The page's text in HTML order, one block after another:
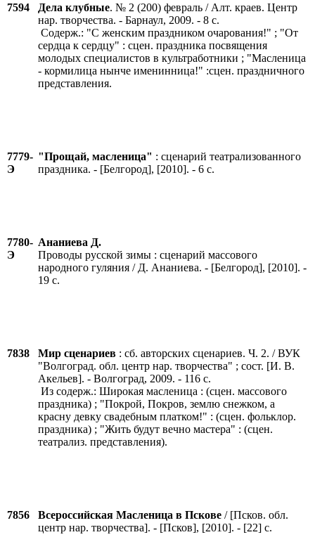
7594 Дела клубные. № 2 (200) февраль / Алт. краев. Центр
нар. творчества. - Барнаул, 2009. - 8 с.
Содерж.: "С женским праздником очарования!" ; "От
сердца к сердцу" : сцен. праздника посвящения
молодых специалистов в культработники ; "Масленица
- кормилица нынче именинница!" :сцен. праздничного
представления.
7779-
Э
"Прощай, масленица" : сценарий театрализованного
праздника. - [Белгород], [2010]. - 6 с.
7780-
Э
Ананиева Д.
Проводы русской зимы : сценарий массового
народного гуляния / Д. Ананиева. - [Белгород], [2010]. -
19 с.
7838 Мир сценариев : сб. авторских сценариев. Ч. 2. / ВУК
"Волгоград. обл. центр нар. творчества" ; сост. [И. В.
Акельев]. - Волгоград, 2009. - 116 с.
Из содерж.: Широкая масленица : (сцен. массового
праздника) ; "Покрой, Покров, землю снежком, а
красну девку свадебным платком!" : (сцен. фольклор.
праздника) ; "Жить будут вечно мастера" : (сцен.
театрализ. представления).
7856 Всероссийская Масленица в Пскове / [Псков. обл.
центр нар. творчества]. - [Псков], [2010]. - [22] с.